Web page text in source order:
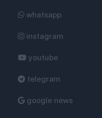
whatsapp
instagram
youtube
telegram
google news